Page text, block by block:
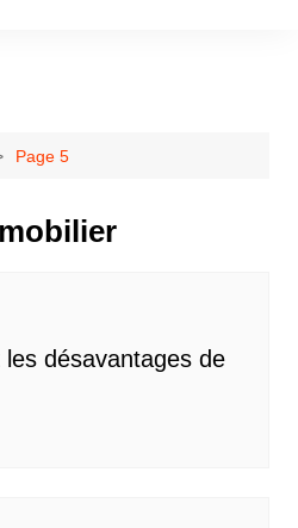
Page 5
désavantages de